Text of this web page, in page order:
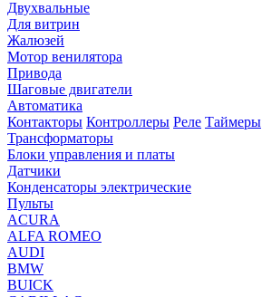
Двухвальные
Для витрин
Жалюзей
Мотор венилятора
Привода
Шаговые двигатели
Автоматика
Контакторы Контроллеры Реле Таймеры
Трансформаторы
Блоки управления и платы
Датчики
Конденсаторы электрические
Пульты
ACURA
ALFA ROMEO
AUDI
BMW
BUICK